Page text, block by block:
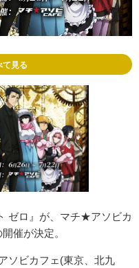
て見る
ゼロ』が、マチ★アソビカ
催が決定。
ソビカフェ(東京、北九